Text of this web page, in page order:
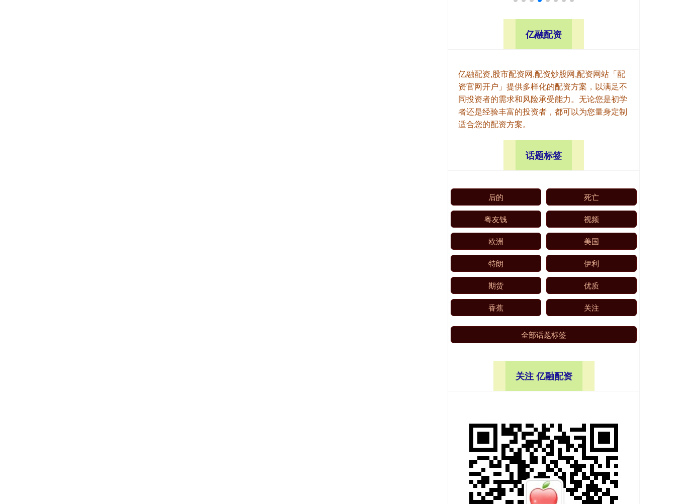
亿融配资
亿融配资,股市配资网,配资炒股网,配资网站「配
资官网开户」提供多样化的配资方案，以满足不
同投资者的需求和风险承受能力。无论您是初学
者还是经验丰富的投资者，都可以为您量身定制
适合您的配资方案。
话题标签
后的 死亡
粤友钱 视频
欧洲 美国
特朗 伊利
期货 优质
香蕉 关注
全部话题标签
关注 亿融配资